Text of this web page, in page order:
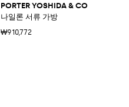
PORTER YOSHIDA & CO
나일론 서류 가방
₩910,772